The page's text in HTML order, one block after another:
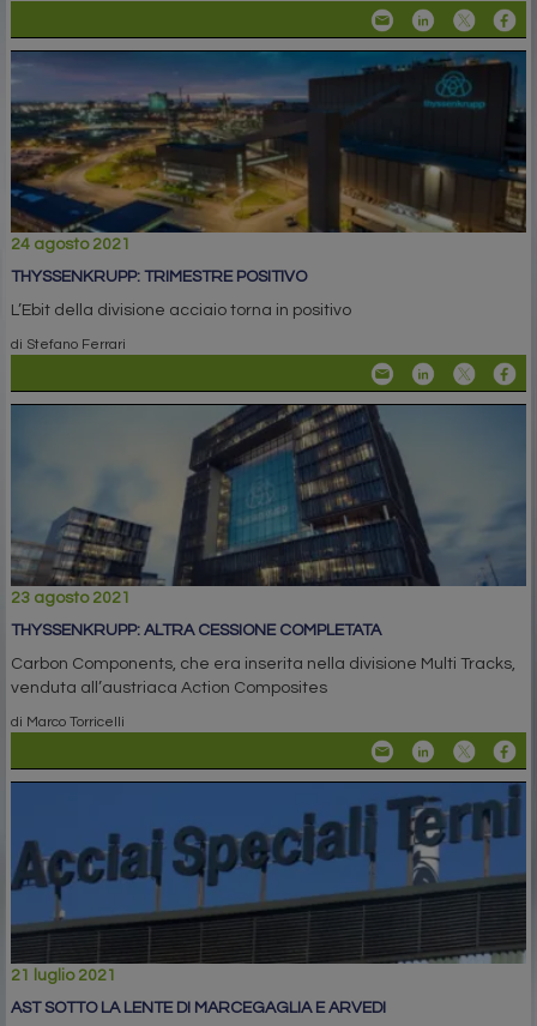
24 agosto 2021
THYSSENKRUPP: TRIMESTRE POSITIVO
L’Ebit della divisione acciaio torna in positivo
di Stefano Ferrari
23 agosto 2021
THYSSENKRUPP: ALTRA CESSIONE COMPLETATA
Carbon Components, che era inserita nella divisione Multi Tracks,
venduta all’austriaca Action Composites
di Marco Torricelli
21 luglio 2021
AST SOTTO LA LENTE DI MARCEGAGLIA E ARVEDI